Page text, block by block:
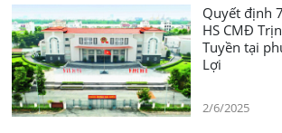
Quyết định 7258/QĐ-UBND
HS CMĐ
Tuyền tại
Lợi
2/6/2025